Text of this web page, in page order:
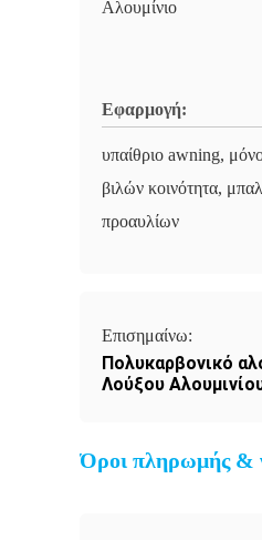
Αλουμίνιο
Εφαρμογή:
υπαίθριο awning,
βιλών κοινότητα,
προαυλίων
Επισημαίνω:
Πολυκαρβονικό
Λούξου
Όροι πληρωμής &